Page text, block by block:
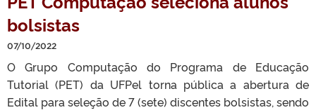
bolsistas
07/10/2022
O Grupo Computação do Programa de Educação
Tutorial (PET) da UFPel torna pública a abertura de
Edital para seleção de 7 (sete) discentes bolsistas, sendo